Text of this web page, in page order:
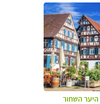
היער השחור